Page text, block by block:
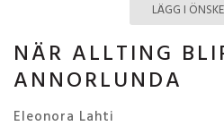
LÄGG I
NÄR ALLTING
ANNORLUNDA
Eleonora Lahti